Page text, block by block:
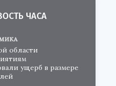
ЧАСА
области
ущерб в размере